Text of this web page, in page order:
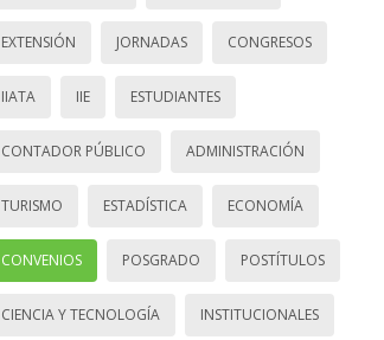
EXTENSIÓN JORNADAS CONGRESOS
IIATA IIE ESTUDIANTES
CONTADOR PÚBLICO ADMINISTRACIÓN
TURISMO ESTADÍSTICA ECONOMÍA
CONVENIOS POSGRADO POSTÍTULOS
CIENCIA Y TECNOLOGÍA INSTITUCIONALES